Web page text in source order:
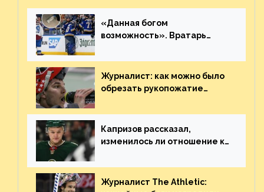
«Данная богом
возможность». Вратарь
броске бутылкой в Кадри
Журналист: как можно было
обрезать рукопожатие
Плохая работа, ESPN
Капризов рассказал,
изменилось ли отношение к
Украине
Журналист The Athletic: